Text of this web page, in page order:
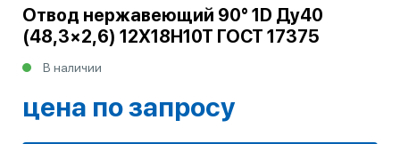
Отвод нержавеющий 90° 1D Ду40
(48,3×2,6) 12Х18Н10Т ГОСТ 17375
В наличии
цена по запросу